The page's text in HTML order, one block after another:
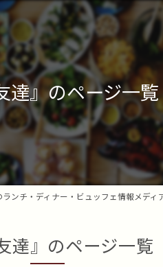
達』のページ一覧
ランチ・ディナー・ビュッフェ情報メディ
達』のページ一覧